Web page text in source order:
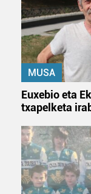
MUSA
Euxebio eta
txapelketa